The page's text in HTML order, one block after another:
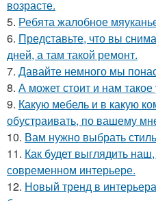
возрасте.
5. Ребята жалобное
6. Представьте, что вы
дней, а там такой ремонт.
7. Давайте немного мы
8. А может стоит и нам такое
9. Какую мебель и в какую
обустраивать, по вашему
10. Вам нужно выбрать
11. Как будет выглядить
современном интерьере.
12. Новый тренд в